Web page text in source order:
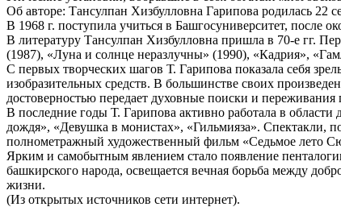
Об авторе: Тансулпан Хизбулловна Гарипова родилась 22
В 1968 г. поступила учиться в Башгосуниверситет, после
В литературу Тансулпан Хизбулловна пришла в 70-е гг.
(1987), «Луна и солнце неразлучны» (1990), «Кадрия»,
С первых творческих шагов Т. Гарипова показала себя
изобразительных средств. В большинстве своих
достоверностью передает духовные поиски и переживания
В последние годы Т. Гарипова активно работала в
дождя», «Девушка в монистах», «Гильмияза». Спектакли,
полнометражный художественный фильм «Седьмое лето
Ярким и самобытным явлением стало появление
башкирского народа, освещается вечная борьба между
жизни.
(Из открытых источников сети интернет).